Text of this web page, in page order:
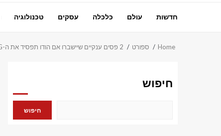
חדשות עולם כלכלה עסקים טכנולוגיה
Home ספורט 2 פסים ענקיים שיישברו אם הודו תפסיד את ה-ENG הרביעי מול IND T20I
חיפוש
חיפוש